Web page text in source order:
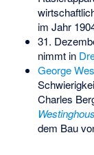
im Jahr
31.
nimmt in
George
Charles
dem Bau